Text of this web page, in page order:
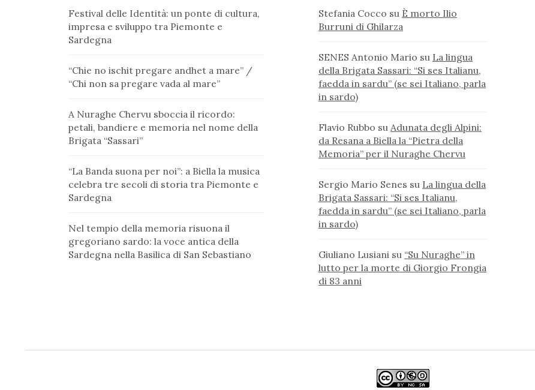
Festival delle Identità: un ponte di cultura,
impresa e sviluppo tra Piemonte e
Sardegna
“Chie no ischit pregare andhet a mare” /
“Chi non sa pregare vada al mare”
A Nuraghe Chervu sboccia il ricordo:
petali, bandiere e memoria nel nome della
Brigata “Sassari”
“La Banda suona per noi”: a Biella la musica
celebra tre secoli di storia tra Piemonte e
Sardegna
Nel tempio della memoria risuona il
gregoriano sardo: la voce antica della
Sardegna nella Basilica di San Sebastiano
Stefania Cocco su È morto Ilio
Burruni di Ghilarza
SENES Antonio Mario su La lingua
della Brigata Sassari: “Si ses Italianu,
faedda in sardu” (se sei Italiano, parla
in sardo)
Flavio Rubbo su Adunata degli Alpini:
da Resana a Biella la “Pietra della
Memoria” per il Nuraghe Chervu
Sergio Mario Senes su La lingua della
Brigata Sassari: “Si ses Italianu,
faedda in sardu” (se sei Italiano, parla
in sardo)
Giuliano Lusiani su “Su Nuraghe” in
lutto per la morte di Giorgio Frongia
di 83 anni